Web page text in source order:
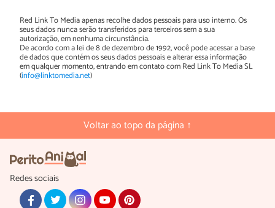
Red Link To Media apenas recolhe dados pessoais para uso interno. Os
seus dados nunca serão transferidos para terceiros sem a sua
autorização, em nenhuma circunstância.
De acordo com a lei de 8 de dezembro de 1992, você pode acessar a base
de dados que contém os seus dados pessoais e alterar essa informação
em qualquer momento, entrando em contato com Red Link To Media SL
(info@linktomedia.net)
Voltar ao topo da página ↑
Redes sociais